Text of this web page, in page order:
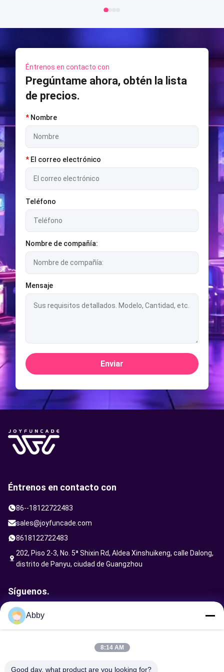
Éntrenos en contacto con
Pregúntame ahora, obtén la lista
de precios.
* Nombre
* El correo electrónico
Teléfono
Nombre de compañía:
Mensaje
Enviar
Éntrenos en contacto con
86--18122722483
sales@joyfuncade.com
8618122722483
202, Piso 2-3, No. 5ª Shixin Rd, Aldea Xinshuikeng, calle Dalong,
distrito de Panyu, ciudad de Guangzhou
Síguenos.
Abby
8:14 AM
Good day, what product are you looking for?